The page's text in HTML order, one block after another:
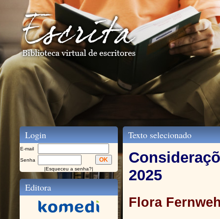
Login
E-mail
Senha
|Esqueceu a senha?|
Editora
Texto selecionado
2025
Flora